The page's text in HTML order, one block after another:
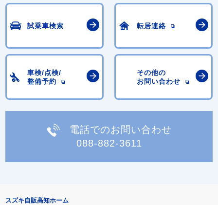
試乗車検索 転居連絡
車検/点検/
整備予約
その他の
お問い合わせ
電話でのお問い合わせ
088-882-3611
スズキ自販高知ホーム